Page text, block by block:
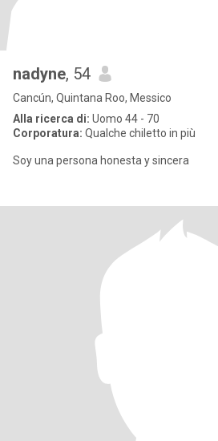
nadyne, 54
Cancún, Quintana Roo, Messico
Alla ricerca di: Uomo 44 - 70
Corporatura: Qualche chiletto in più
Soy una persona honesta y sincera